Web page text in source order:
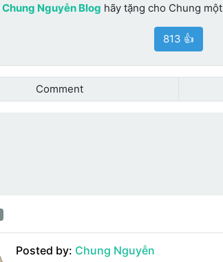
Chung Nguyễn Blog hãy tặng cho Chung một
813 👍
Comment
Posted by: Chung Nguyễn